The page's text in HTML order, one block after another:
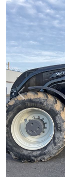
Previous